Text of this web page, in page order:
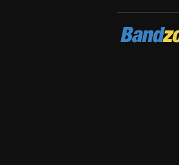
žijeme